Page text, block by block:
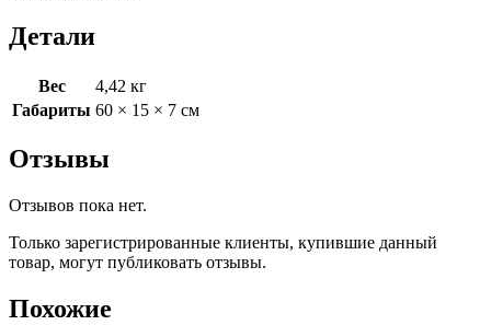
Детали
Вес
4,42 кг
Габариты 60 × 15 × 7 см
Отзывы
Отзывов пока нет.
Только зарегистрированные клиенты, купившие данный
товар, могут публиковать отзывы.
Похожие